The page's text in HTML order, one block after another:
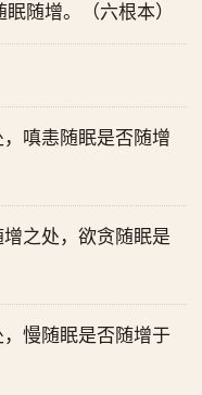
随增。（六根本）
，嗔恚随眠是否随增
增之处，欲贪随眠是
，慢随眠是否随增于